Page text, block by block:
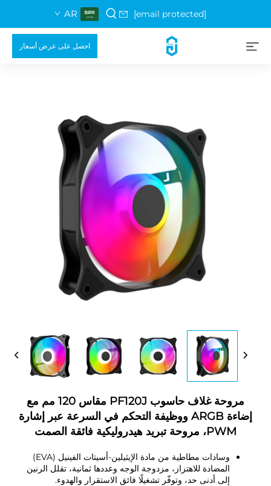
[email protected]
AR
احصل على عرض أسعار
مروحة غلاف حاسوب PF120J مقاس 120 مم مع
إضاءة ARGB ووظيفة التحكم في السرعة عبر إشارة
PWM، مروحة تبريد هيدروليكية فائقة الصمت
وسادات مطاطية من مادة الإيثيلين-أسيتات الفينيل (EVA)
المضادة للاهتزاز، مزدوجة الوجه وعددها ثمانية، تقلل الرنين
إلى أدنى حد، وتوفّر تشغيلًا فائق الاستقرار والهدوء.